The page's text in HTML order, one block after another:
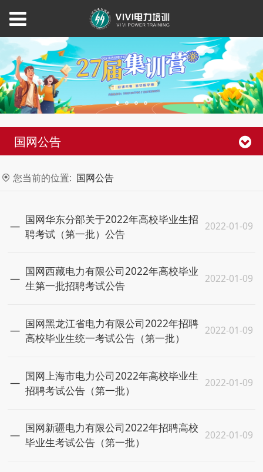
国网公告
您当前的位置: 国网公告
国网华东分部关于2022年高校毕业生招
聘考试（第一批）公告
2022-01-09
国网西藏电力有限公司2022年高校毕业
生第一批招聘考试公告
2022-01-09
国网黑龙江省电力有限公司2022年招聘
高校毕业生统一考试公告（第一批）
2022-01-09
国网上海市电力公司2022年高校毕业生
招聘考试公告（第一批）
2022-01-09
国网新疆电力有限公司2022年招聘高校
毕业生考试公告（第一批）
2022-01-09